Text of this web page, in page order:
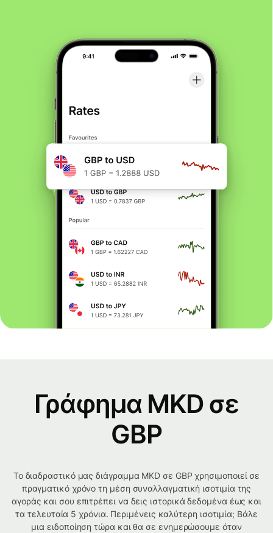
Γράφημα MKD σε
GBP
Το διαδραστικό μας διάγραμμα MKD σε GBP χρησιμοποιεί σε
πραγματικό χρόνο τη μέση συναλλαγματική ισοτιμία της
αγοράς και σου επιτρέπει να δεις ιστορικά δεδομένα έως και
τα τελευταία 5 χρόνια. Περιμένεις καλύτερη ισοτιμία; Βάλε
μια ειδοποίηση τώρα και θα σε ενημερώσουμε όταν